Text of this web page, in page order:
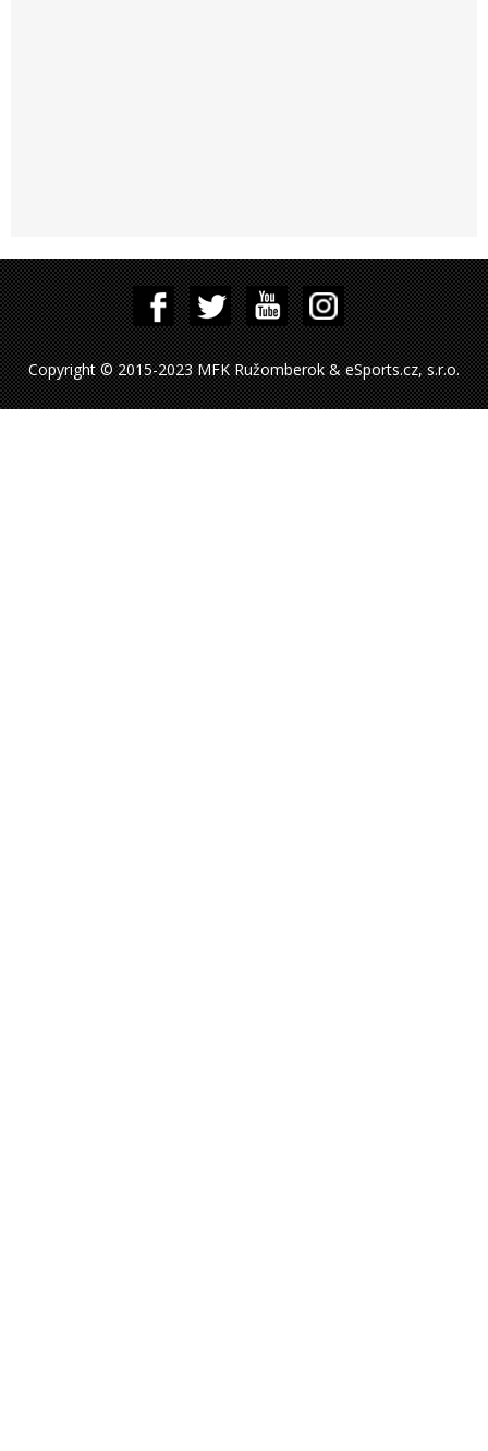
Copyright © 2015-2023 MFK Ružomberok & eSports.cz, s.r.o.